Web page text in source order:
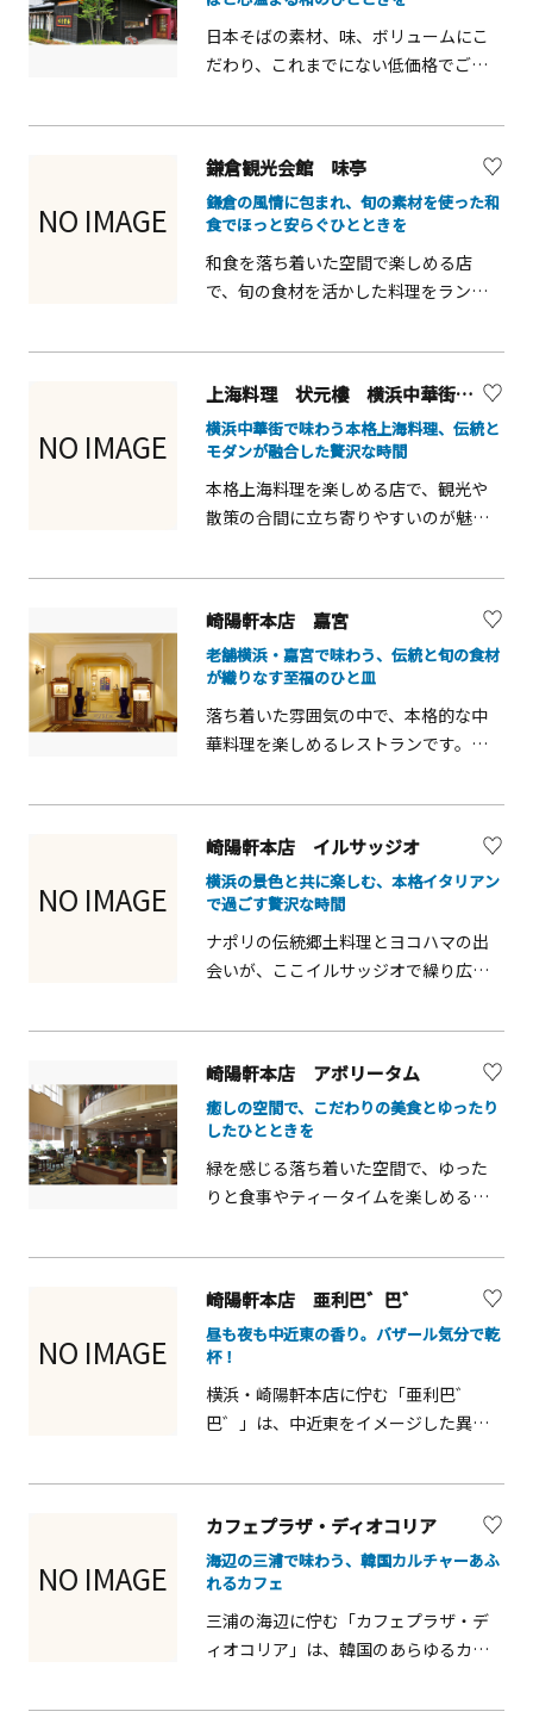
過ごせます。
日本そばの素材、味、ボリュームにこ
だわり、これまでにない低価格でご提
NO IMAGE
鎌倉観光会館 味亭
鎌倉の風情に包まれ、旬の素材を使った和
食でほっと安らぐひとときを
和食を落ち着いた空間で楽しめる店
で、旬の食材を活かした料理をランチ
情を感じながら、ゆったりとした時間
NO IMAGE
上海料理 状元樓 横浜中華街本店
横浜中華街で味わう本格上海料理、伝統と
モダンが融合した贅沢な時間
本格上海料理を楽しめる店で、観光や
散策の合間に立ち寄りやすいのが魅力
にも人気で、ランチやディナーに幅広
は味も見た目も華やかで、横浜中華街
の雰囲気を感じながら特別な食事時間
を過ごせます。
崎陽軒本店 嘉宮
老舗横浜・嘉宮で味わう、伝統と旬の食材
が織りなす至福のひと皿
落ち着いた雰囲気の中で、本格的な中
華料理を楽しめるレストランです。観
家族連れや友人、カップル旅行にも人
味わい深く、見た目も美しいのが魅力
です。ゆったりとした空間で、港町横浜
の歴史や食文化を感じながら、特別な
食事時間を過ごせます。
NO IMAGE
崎陽軒本店 イルサッジオ
横浜の景色と共に楽しむ、本格イタリアン
で過ごす贅沢な時間
ナポリの伝統郷土料理とヨコハマの出
会いが、ここイルサッジオで繰り広げ
放的なインテリアとスタッフが厳選し
ます。リーズナブルなワインも充実。
料理と合わせてお楽しみください
崎陽軒本店 アボリータム
癒しの空間で、こだわりの美食とゆったり
したひとときを
緑を感じる落ち着いた空間で、ゆった
りと食事やティータイムを楽しめるレ
立ち寄りやすく、軽食からしっかりし
くつろげます。都会の喧騒を忘れ、旅
の合間にひと息つける癒しのスポット
です。
NO IMAGE
崎陽軒本店 亜利巴゛巴゛
昼も夜も中近東の香り。バザール気分で乾
杯！
横浜・崎陽軒本店に佇む「亜利巴゛
巴゛」は、中近東をイメージした異国
思わせる装飾と温かみのある灯りで彩
日を通して本格料理とお酒を楽しめま
す。ランチタイムには軽やかで彩り豊
かなプレートを、夜はビールやワイン
とともに香辛料の効いた中近東料理を
味わうことができ、異国の市場で過ご
出。友人や家族とのカジュアルな食事
NO IMAGE
カフェプラザ・ディオコリア
海辺の三浦で味わう、韓国カルチャーあふ
れるカフェ
三浦の海辺に佇む「カフェプラザ・デ
ィオコリア」は、韓国のあらゆるカル
です。店内は韓国の伝統と現代カルチ